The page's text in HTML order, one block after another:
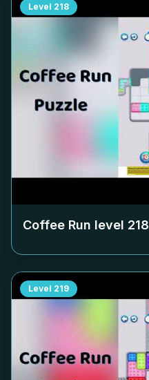
Level 218
Coffee Run level 218
Level 219